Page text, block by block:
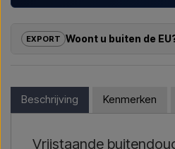
projectontwikkelaars met
buitendouches – van modelkeuze
levering, neem dan contact met
Mail ons →
EXPORT Woont u buiten de
direct in de webshop bestellen. In
contact met ons opnemen en een
Geef eenvoudig aan in welk
Beschrijving Kenmerken
Vrijstaande